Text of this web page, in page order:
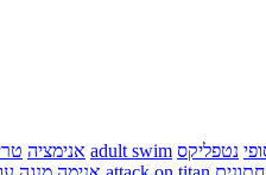
נטפליקס adult swim אנימציה